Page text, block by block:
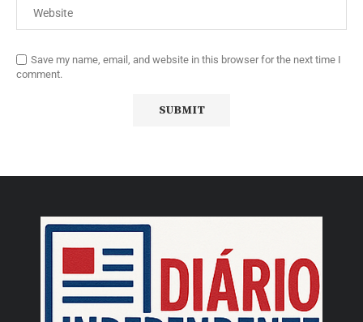
Save my name, email, and website in this browser for the next time I
comment.